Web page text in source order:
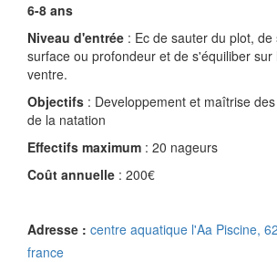
6-8 ans
Niveau d'entrée : Ec de sauter du plot,
surface ou profondeur et de s'équiliber sur
ventre.
Objectifs : Developpement et maîtrise
de la natation
Effectifs maximum : 20 nageurs
Coût annuelle : 200€
Adresse : centre aquatique l'Aa Piscine,
france